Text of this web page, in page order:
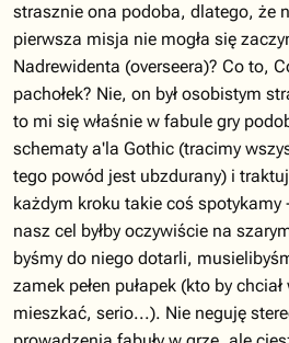
strasznie ona podoba, dlatego, że
pierwsza misja nie mogła się
Nadrewidenta (overseera)? Co to,
pachołek? Nie, on był osobistym
to mi się właśnie w fabule gry
schematy a'la Gothic (tracimy
tego powód jest ubzdurany) i
każdym kroku takie coś spotykamy
nasz cel byłby oczywiście na
byśmy do niego dotarli,
zamek pełen pułapek (kto by
mieszkać, serio...). Nie neguję